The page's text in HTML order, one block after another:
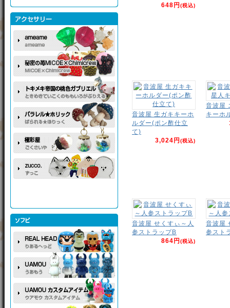
648円(税込)
音波屋 生ガキキーホ
ルダー(ポン酢仕立
て)
3,024円(税込)
音波屋
キーホ
音波屋 せくすぃ～人
参ストラップB
864円(税込)
音波屋
参スト